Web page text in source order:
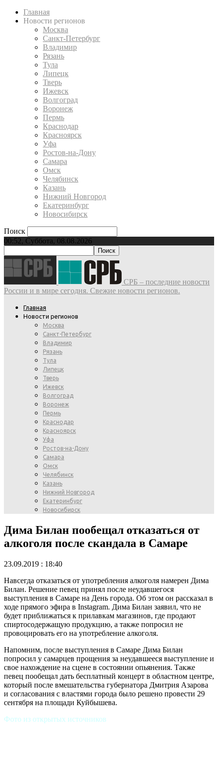
Главная
Новости регионов
Москва
Санкт-Петербург
Владимир
Рязань
Тула
Липецк
Тверь
Ижевск
Волгоград
Воронеж
Пермь
Краснодар
Красноярск
Уфа
Ростов-на-Дону
Самара
Омск
Челябинск
Казань
Нижний Новгород
Екатеринбург
Новосибирск
Поиск
00:52, Суббота, 08.08.2026
СРБ – последние новости
России и в мире сегодня. Свежие новости регионов.
Главная
Новости регионов
Москва
Санкт-Петербург
Владимир
Рязань
Тула
Липецк
Тверь
Ижевск
Волгоград
Воронеж
Пермь
Краснодар
Красноярск
Уфа
Ростов-на-Дону
Самара
Омск
Челябинск
Казань
Нижний Новгород
Екатеринбург
Новосибирск
Дима Билан пообещал отказаться от
алкоголя после скандала в Самаре
23.09.2019 : 18:40
Навсегда отказаться от употребления алкоголя намерен Дима
Билан. Решение певец принял после неудавшегося
выступления в Самаре на День города. Об этом он рассказал в
ходе прямого эфира в Instagram. Дима Билан заявил, что не
будет приближаться к прилавкам магазинов, где продают
спиртосодержащую продукцию, а также попросил не
провоцировать его на употребление алкоголя.
Напомним, после выступления в Самаре Дима Билан
попросил у самарцев прощения за неудавшееся выступление и
свое нахождение на сцене в состоянии опьянения. Также
певец пообещал дать бесплатный концерт в областном центре,
который после вмешательства губернатора Дмитрия Азарова
и согласования с властями города было решено провести 29
сентября на площади Куйбышева.
Фото из открытых источников